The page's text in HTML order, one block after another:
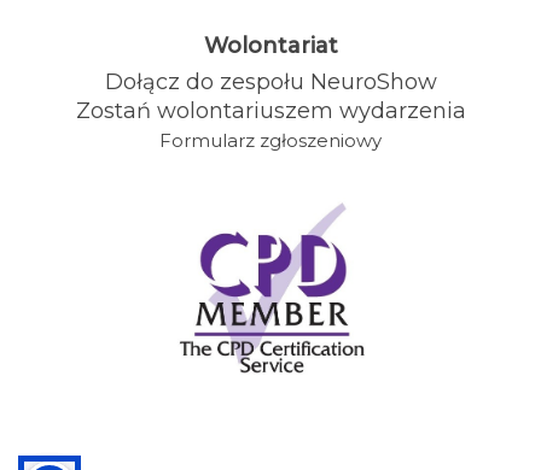
Wolontariat
Dołącz do zespołu NeuroShow
Zostań wolontariuszem wydarzenia
Formularz zgłoszeniowy